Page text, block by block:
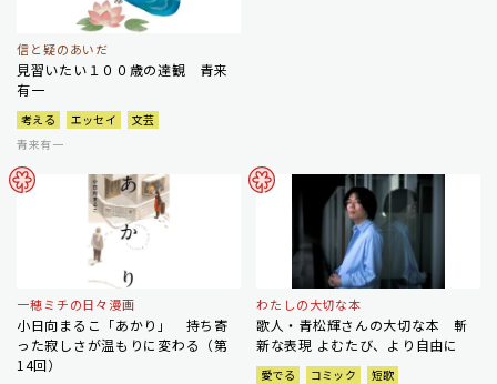
信と疑のあいだ
見習いたい１００歳の達観 青来
有一
考える エッセイ
文芸
青来有一
一穂ミチの日々漫画
小日向まるこ「あかり」 持ち寄
った寂しさが温もりに変わる（第
14回）
わたしの大切な本
歌人・青松輝さんの大切な本 斬
新な表現 よむたび、より自由に
愛でる コミック 短歌